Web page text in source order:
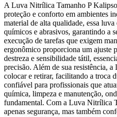
A Luva Nitrílica Tamanho P
proteção e conforto em ambientes
material de alta qualidade, essa
químicos e abrasivos, garantindo a
execução de tarefas que exigem
ergonômico proporciona um ajuste
destreza e sensibilidade tátil,
precisão. Além de sua resistência,
colocar e retirar, facilitando a troca
confiável para profissionais que
química, limpeza e manutenção,
fundamental. Com a Luva Nitrílica
apenas segurança, mas também